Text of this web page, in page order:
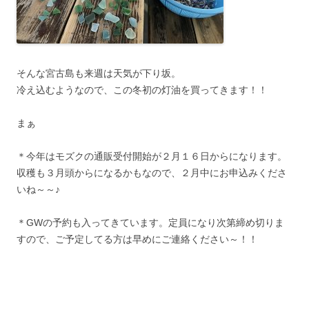
そんな宮古島も来週は天気が下り坂。
冷え込むようなので、この冬初の灯油を買ってきます！！
まぁ
＊今年はモズクの通販受付開始が２月１６日からになります。
収穫も３月頭からになるかもなので、２月中にお申込みくださ
いね～～♪
＊GWの予約も入ってきています。定員になり次第締め切りま
すので、ご予定してる方は早めにご連絡ください～！！